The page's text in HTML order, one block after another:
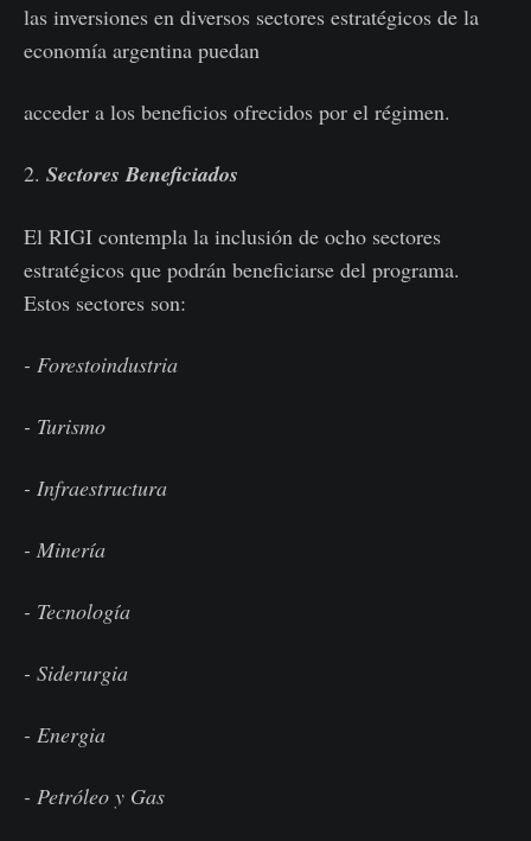
las inversiones en diversos sectores estratégicos de la
economía argentina puedan
acceder a los beneficios ofrecidos por el régimen.
2. Sectores Beneficiados
El RIGI contempla la inclusión de ocho sectores
estratégicos que podrán beneficiarse del programa.
Estos sectores son:
- Forestoindustria
- Turismo
- Infraestructura
- Minería
- Tecnología
- Siderurgia
- Energia
- Petróleo y Gas